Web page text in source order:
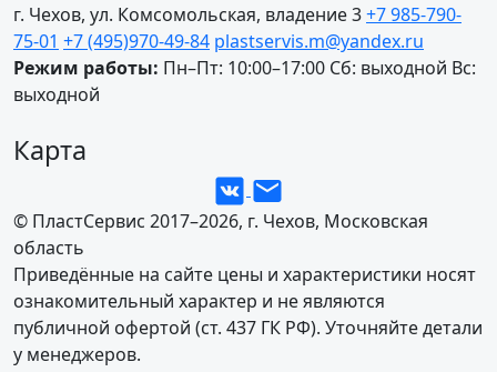
г. Чехов, ул. Комсомольская, владение 3+7 985-790-
75-01 +7 (495)970-49-84 plastservis.m@yandex.ru
Режим работы: Пн–Пт: 10:00–17:00 Сб: выходной Вс:
выходной
Карта
© ПластСервис 2017–2026, г. Чехов, Московская
область
Приведённые на сайте цены и характеристики носят
ознакомительный характер и не являются
публичной офертой (ст. 437 ГК РФ). Уточняйте детали
у менеджеров.